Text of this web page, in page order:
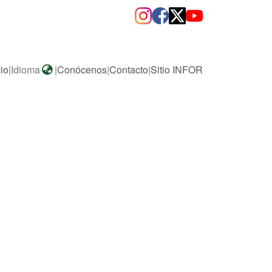
|Idioma |Conócenos|Contacto|Sitio INFOR